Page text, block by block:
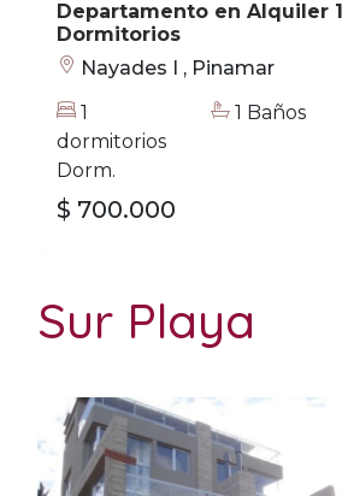
Departamento en Alquiler
Dormitorios
Nayades I , Pinamar
1
dormitorios
Dorm.
1 Baños
$ 700.000
Sur Playa